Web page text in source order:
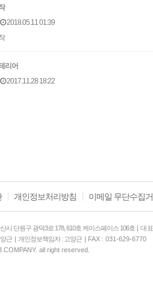
2018.05.11 01:39
리어
2017.11.28 18:22
개인정보처리방침 이메일 무단수집
시 단원구 광덕3로 178, 610호 케이스페이스 106호 | 대
근 | 개인정보책임자 : 고양근 | FAX : 031-629-6770
all right reserved.